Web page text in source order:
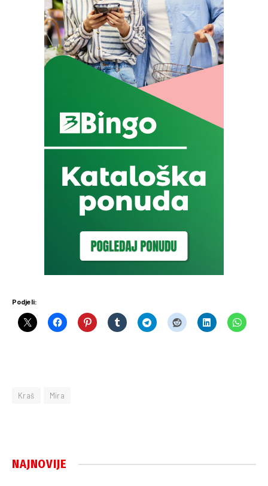
Podjeli:
Kraš Mira
NAJNOVIJE